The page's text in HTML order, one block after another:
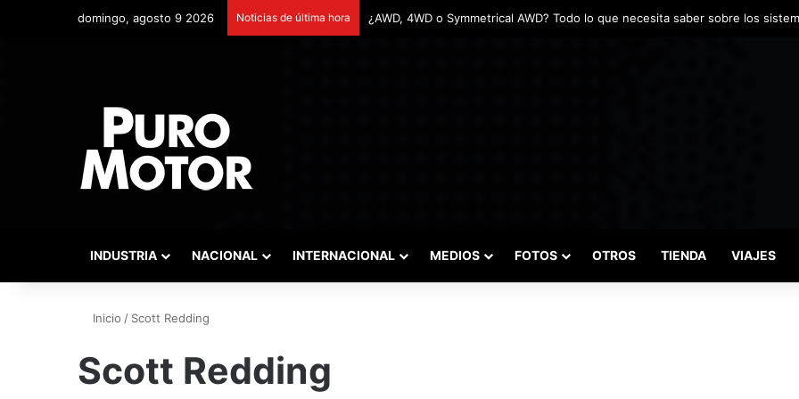
domingo, agosto 9 2026 Noticias de última hora
INDUSTRIA NACIONAL INTERNACIONAL MEDIOS FOTOS OTROS TIENDA VIAJES
Inicio / Scott Redding
Scott Redding